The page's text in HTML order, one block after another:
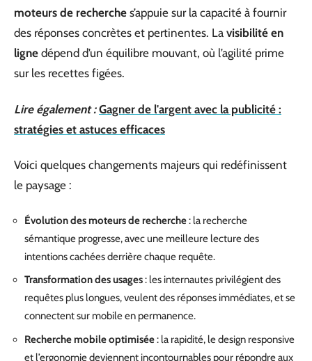
moteurs de recherche s’appuie sur la capacité à fournir
des réponses concrètes et pertinentes. La visibilité en
ligne dépend d’un équilibre mouvant, où l’agilité prime
sur les recettes figées.
Lire également : Gagner de l'argent avec la publicité :
stratégies et astuces efficaces
Voici quelques changements majeurs qui redéfinissent
le paysage :
Évolution des moteurs de recherche: la recherche
sémantique progresse, avec une meilleure lecture des
intentions cachées derrière chaque requête.
Transformation des usages: les internautes privilégient des
requêtes plus longues, veulent des réponses immédiates, et se
connectent sur mobile en permanence.
Recherche mobile optimisée: la rapidité, le design responsive
et l’ergonomie deviennent incontournables pour répondre aux